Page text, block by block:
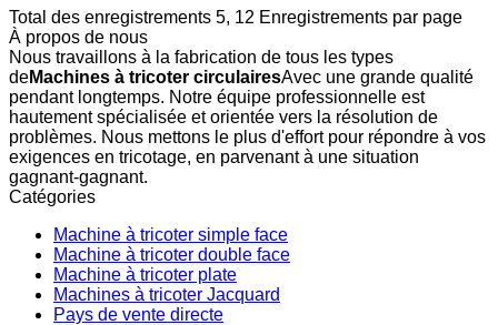
Total des enregistrements 5, 12 Enregistrements par page
À propos de nous
Nous travaillons à la fabrication de tous les types
deMachines à tricoter circulairesAvec une grande qualité
pendant longtemps. Notre équipe professionnelle est
hautement spécialisée et orientée vers la résolution de
problèmes. Nous mettons le plus d'effort pour répondre à vos
exigences en tricotage, en parvenant à une situation
gagnant-gagnant.
Catégories
Machine à tricoter simple face
Machine à tricoter double face
Machine à tricoter plate
Machines à tricoter Jacquard
Pays de vente directe